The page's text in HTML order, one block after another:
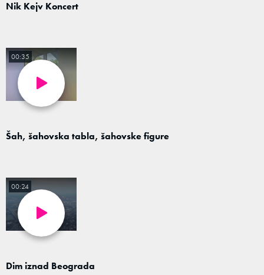
Nik Kejv Koncert
Šah, šahovska tabla, šahovske figure
00:35
Dim iznad Beograda
00:24